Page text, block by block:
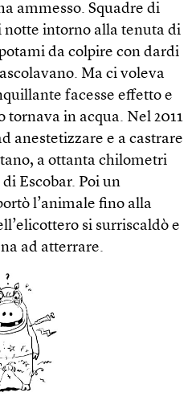
ammesso. Squadre di
notte intorno alla tenuta di
da colpire con dardi
Ma ci voleva
facesse effetto e
tornava in acqua. Nel 2011
anestetizzare e a castrare
a ottanta chilometri
Escobar. Poi un
l’animale fino alla
si surriscaldò e
ad atterrare.